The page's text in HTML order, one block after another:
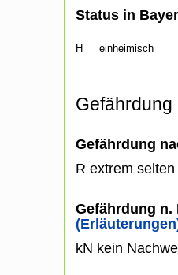
Status in
H einheimisch
Gefährdung
Gefährdung
R extrem selten
Gefährdung n.
kN kein